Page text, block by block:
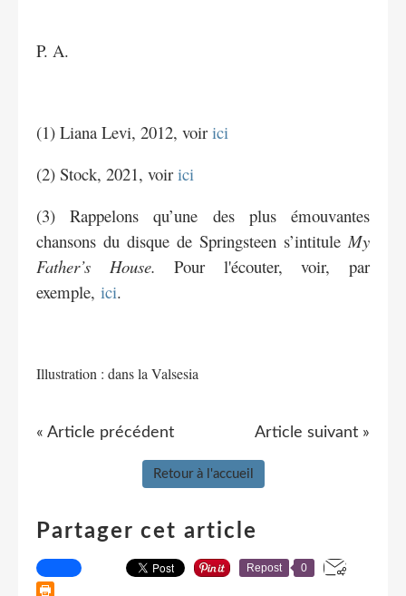
P. A.
(1) Liana Levi, 2012, voir ici
(2) Stock, 2021, voir ici
(3) Rappelons qu’une des plus émouvantes
chansons du disque de Springsteen s’intitule My
Father’s House.Pour l'écouter, voir, par
exemple, ici.
Illustration : dans la Valsesia
« Article précédent Article suivant »
Retour à l'accueil
Partager cet article
Repost 0